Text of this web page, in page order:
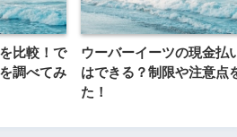
比較！で
調べてみ
ウーバーイーツの現金払
はできる？制限や注意点
た！